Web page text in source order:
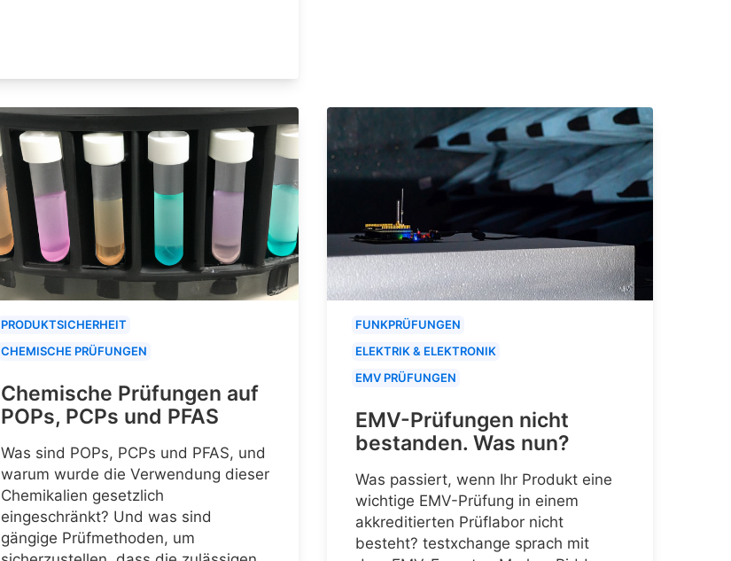
PRODUKTSICHERHEIT
CHEMISCHE PRÜFUNGEN
Chemische Prüfungen auf
POPs, PCPs und PFAS
Was sind POPs, PCPs und PFAS, und
warum wurde die Verwendung dieser
Chemikalien gesetzlich
eingeschränkt? Und was sind
gängige Prüfmethoden, um
FUNKPRÜFUNGEN
ELEKTRIK & ELEKTRONIK
EMV PRÜFUNGEN
EMV-Prüfungen nicht
bestanden. Was nun?
Was passiert, wenn Ihr Produkt eine
wichtige EMV-Prüfung in einem
akkreditierten Prüflabor nicht
besteht? testxchange sprach mit